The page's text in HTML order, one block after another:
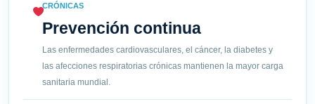
CRÓNICAS
Prevención continua
Las enfermedades cardiovasculares, el cáncer, la diabetes y
las afecciones respiratorias crónicas mantienen la mayor carga
sanitaria mundial.